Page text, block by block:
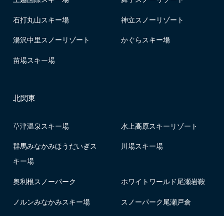
石打丸山スキー場 神立スノーリゾート
湯沢中里スノーリゾート かぐらスキー場
苗場スキー場
北関東
草津温泉スキー場 水上高原スキーリゾート
群馬みなかみほうだいぎス
キー場
川場スキー場
奥利根スノーパーク ホワイトワールド尾瀬岩鞍
ノルンみなかみスキー場 スノーパーク尾瀬戸倉